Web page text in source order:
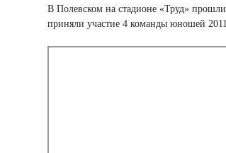
В Полевском на стадионе «Труд»
приняли участие 4 команды юношей